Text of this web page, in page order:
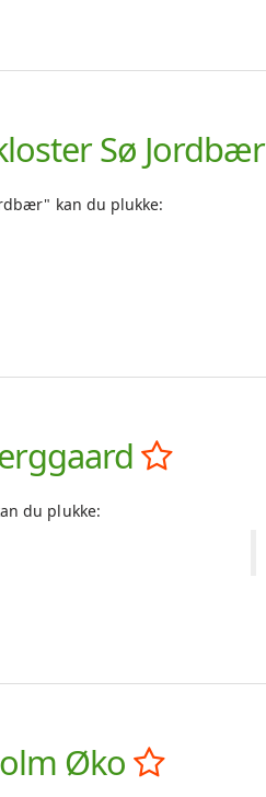
Sø Jordbær
kan du plukke:
du plukke:
Øko